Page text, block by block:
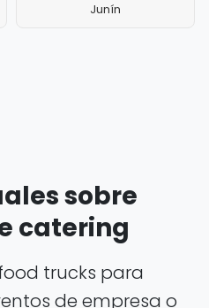
Junín
sobre
catering
trucks para
de empresa o